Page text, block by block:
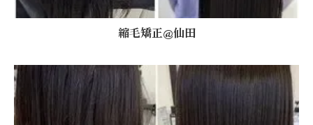
縮毛矯正@仙田